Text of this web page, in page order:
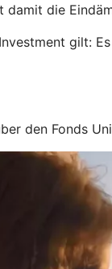
die
gilt:
den Fonds